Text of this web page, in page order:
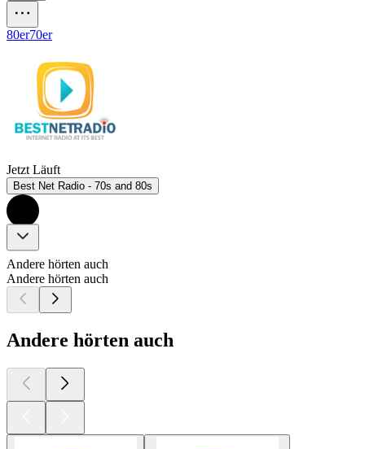
80er70er
Jetzt Läuft
Best Net Radio - 70s and 80s
Andere hörten auch
Andere hörten auch
Andere hörten auch